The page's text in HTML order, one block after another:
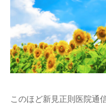
このほど新見正則医院通
よくあるご質問
お問い合わせ